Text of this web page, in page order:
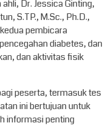
Dr. Jessica Ginting,
S.TP., M.Sc., Ph.D.,
pembicara
diabetes, dan
dan aktivitas fisik
peserta, termasuk tes
ini bertujuan untuk
informasi penting